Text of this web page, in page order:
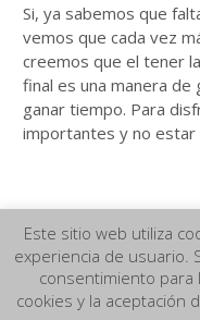
Si, ya sabemos que
vemos que cada vez
creemos que el tener
final es una manera
ganar tiempo. Para
importantes y no
Aviso Legal|Términos
Privacidad y Cookies
Este sitio web utiliza
experiencia de usuario.
consentimiento para
cookies y la aceptación